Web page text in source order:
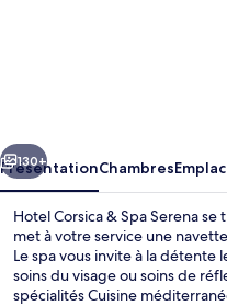
Serena
Suivant
130+
PrésentationChambres
Hotel Corsica & Spa Serena se
met à votre service une
Le spa vous invite à la détente
soins du visage ou soins de
spécialités Cuisine